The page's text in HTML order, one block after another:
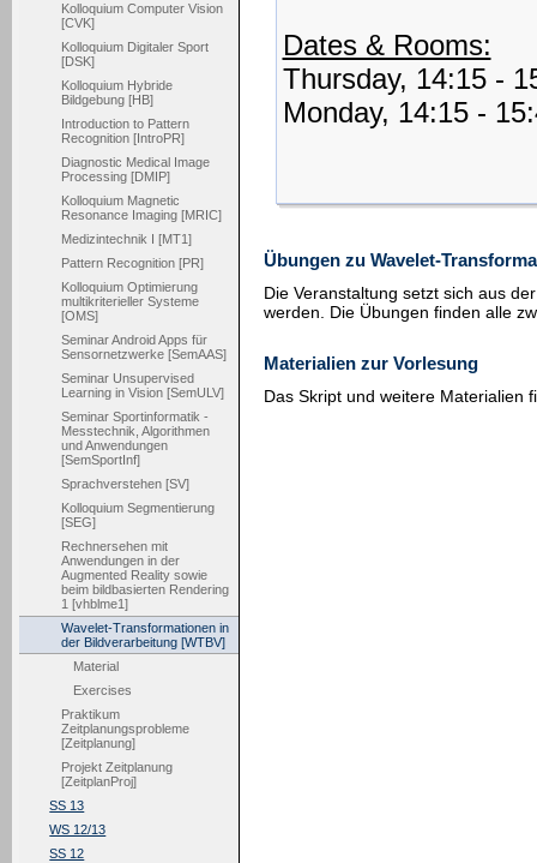
Kolloquium Computer Vision
[CVK]
Kolloquium Digitaler Sport
[DSK]
Kolloquium Hybride
Bildgebung [HB]
Introduction to Pattern
Recognition [IntroPR]
Diagnostic Medical Image
Processing [DMIP]
Kolloquium Magnetic
Resonance Imaging [MRIC]
Medizintechnik I [MT1]
Pattern Recognition [PR]
Kolloquium Optimierung
multikriterieller Systeme
[OMS]
Seminar Android Apps für
Sensornetzwerke [SemAAS]
Seminar Unsupervised
Learning in Vision [SemULV]
Seminar Sportinformatik -
Messtechnik, Algorithmen
und Anwendungen
[SemSportInf]
Sprachverstehen [SV]
Kolloquium Segmentierung
[SEG]
Rechnersehen mit
Anwendungen in der
Augmented Reality sowie
beim bildbasierten Rendering
1 [vhblme1]
Wavelet-Transformationen in
der Bildverarbeitung [WTBV]
Material
Exercises
Praktikum
Zeitplanungsprobleme
[Zeitplanung]
Projekt Zeitplanung
[ZeitplanProj]
SS 13
WS 12/13
SS 12
Dates & Rooms:
Thursday, 14:15 -
Monday, 14:15 -
Übungen zu Wavelet-
Die Veranstaltung setzt sich aus
werden. Die Übungen finden alle
Materialien zur Vorlesung
Das Skript und weitere Materialien